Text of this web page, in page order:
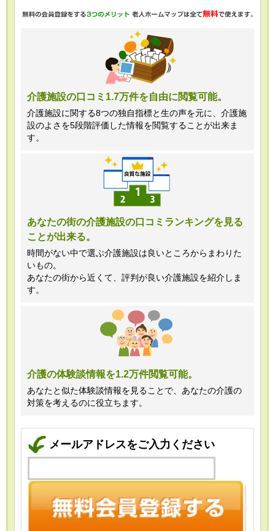
最適なご回答ができない場合がありま
・当ホームページではご利用状況の統計
調査のためクッキー等を用いております
が、これによる個人情報の取得、利用は
行っておりません。
株式会社クリエイターズネクスト個人情
報保護管理者 窪田望
TEL:0120-21-7070
（受付時間 10時～19時 土日祝日除
く・営業のお電話はお断りいたします）
介護施設の口コミ1.7万件を自由に閲覧可能。
介護施設に関する8つの独自指標と生の声を元に、介護施
設のよさを5段階評価した情報を閲覧することが出来ま
す。
あなたの街の介護施設の口コミランキングを見る
ことが出来る。
時間がない中で選ぶ介護施設は良いところからまわりた
いもの。
あなたの街から近くて、評判が良い介護施設を紹介しま
す。
介護の体験談情報を1.2万件閲覧可能。
あなたと似た体験談情報を見ることで、あなたの介護の
対策を考えるのに役立ちます。
メールアドレスをご入力ください